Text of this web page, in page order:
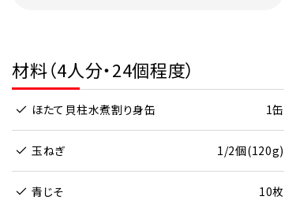
材料（4人分・24個程度）
ほたて貝柱水煮割り身缶 1缶
玉ねぎ 1/2個(120g)
青じそ 10枚